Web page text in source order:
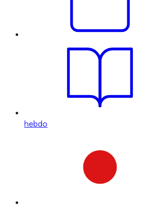
hebdo